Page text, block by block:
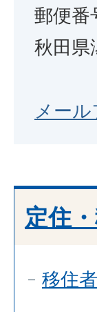
郵便番
秋田県
メー
定住
移住